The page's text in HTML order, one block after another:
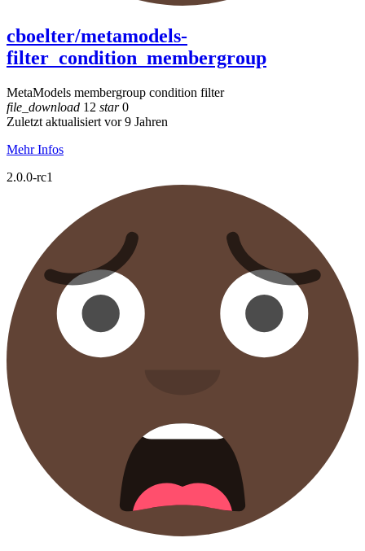
cboelter/metamodels-
filter_condition_membergroup
MetaModels membergroup condition filter
file_download 12 star0
Zuletzt aktualisiert vor 9 Jahren
Mehr Infos
2.0.0-rc1